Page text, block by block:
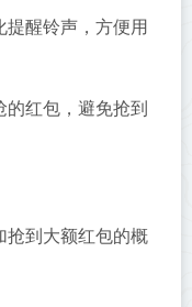
醒铃声，方便用
红包，避免抢到
抢到大额红包的概